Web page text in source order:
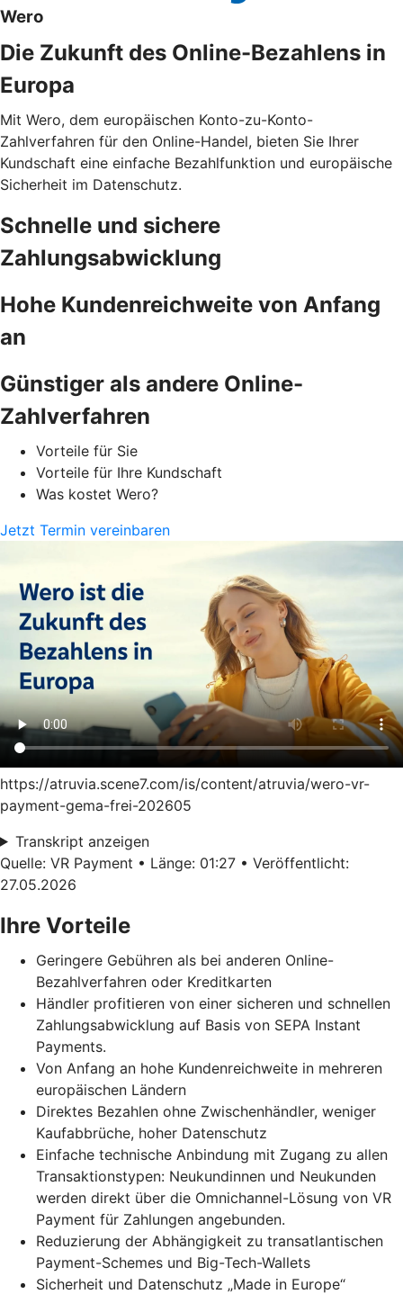
Wero
Die Zukunft des Online-Bezahlens in
Europa
Mit Wero, dem europäischen Konto-zu-Konto-
Zahlverfahren für den Online-Handel, bieten Sie Ihrer
Kundschaft eine einfache Bezahlfunktion und europäische
Sicherheit im Datenschutz.
Schnelle und sichere
Zahlungsabwicklung
Hohe Kundenreichweite von Anfang
an
Günstiger als andere Online-
Zahlverfahren
Vorteile für Sie
Vorteile für Ihre Kundschaft
Was kostet Wero?
Jetzt Termin vereinbaren
https://atruvia.scene7.com/is/content/atruvia/wero-vr-
payment-gema-frei-202605
Transkript anzeigen
Quelle: VR Payment • Länge: 01:27 • Veröffentlicht:
27.05.2026
Ihre Vorteile
Geringere Gebühren als bei anderen Online-
Bezahlverfahren oder Kreditkarten
Händler profitieren von einer sicheren und schnellen
Zahlungsabwicklung auf Basis von SEPA Instant
Payments.
Von Anfang an hohe Kundenreichweite in mehreren
europäischen Ländern
Direktes Bezahlen ohne Zwischenhändler, weniger
Kaufabbrüche, hoher Datenschutz
Einfache technische Anbindung mit Zugang zu allen
Transaktionstypen: Neukundinnen und Neukunden
werden direkt über die Omnichannel-Lösung von VR
Payment für Zahlungen angebunden.
Reduzierung der Abhängigkeit zu transatlantischen
Payment-Schemes und Big-Tech-Wallets
Sicherheit und Datenschutz „Made in Europe“